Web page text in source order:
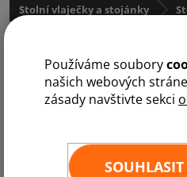
Používáme soubory
našich webových
zásady navštivte sekci
Stolní vlaječky a stojánky